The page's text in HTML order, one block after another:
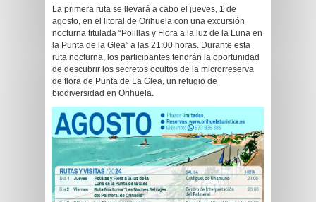
La primera ruta se llevará a cabo el jueves, 1 de
agosto, en el litoral de Orihuela con una excursión
nocturna titulada “Polillas y Flora a la luz de la Luna en
la Punta de la Glea” a las 21:00 horas. Durante esta
ruta nocturna, los participantes tendrán la oportunidad
de descubrir los secretos ocultos de la microrreserva
de flora de Punta de La Glea, un refugio de
biodiversidad en Orihuela.